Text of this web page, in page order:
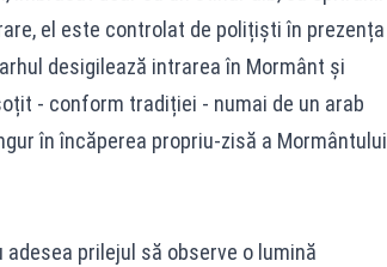
el este controlat de polițiști în prezența
desigilează intrarea în Mormânt și
- conform tradiției - numai de un arab
în încăperea propriu-zisă a Mormântului
prilejul să observe o lumină